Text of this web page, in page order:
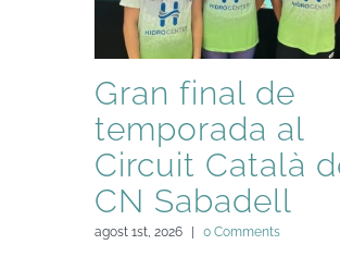
Gran final de
temporada al
Circuit Català
CN Sabadell
agost 1st, 2026 | 0 Comments